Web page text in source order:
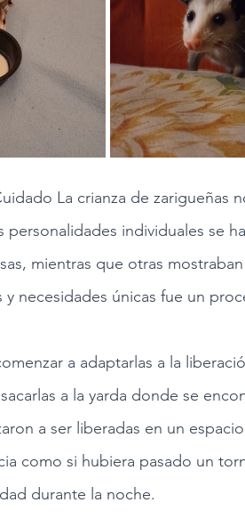
La crianza de zarigueñas
personalidades individuales se
mientras que otras
necesidades únicas fue un
a adaptarlas a la
a la yarda donde se
a ser liberadas en un
como si hubiera pasado un
durante la noche.